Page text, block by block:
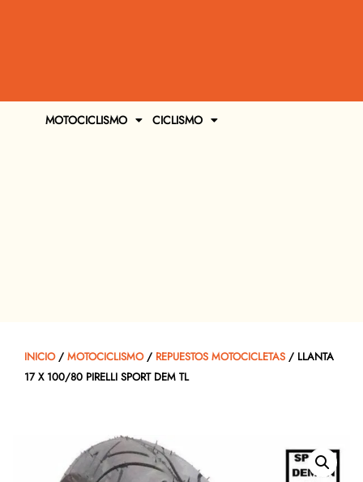
MOTOCICLISMO CICLISMO
INICIO/ MOTOCICLISMO/ REPUESTOS MOTOCICLETAS / LLANTA
17 X 100/80 PIRELLI SPORT DEM TL